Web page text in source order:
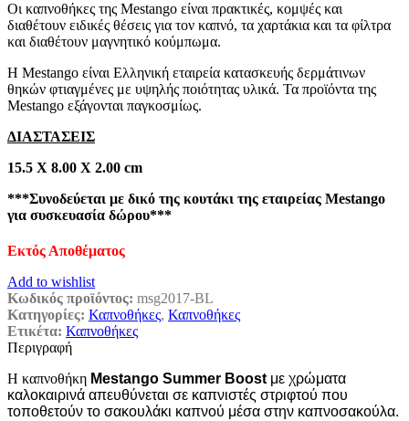
Οι καπνοθήκες της Mestango είναι πρακτικές, κομψές και
διαθέτουν ειδικές θέσεις για τον καπνό, τα χαρτάκια και τα φίλτρα
και διαθέτουν μαγνητικό κούμπωμα.
Η Mestango είναι Ελληνική εταιρεία κατασκευής δερμάτινων
θηκών φτιαγμένες με υψηλής ποιότητας υλικά. Τα προϊόντα της
Mestango εξάγονται παγκοσμίως.
ΔΙΑΣΤΑΣΕΙΣ
15.5 Χ 8.00 Χ 2.00 cm
***Συνοδεύεται με δικό της κουτάκι της εταιρείας Mestango
για συσκευασία δώρου***
Εκτός Αποθέματος
Add to wishlist
Κωδικός προϊόντος: msg2017-BL
Κατηγορίες: Καπνοθήκες, Καπνοθήκες
Ετικέτα: Καπνοθήκες
Περιγραφή
Η καπνοθήκη Mestango Summer Boost με χρώματα
καλοκαιρινά απευθύνεται σε καπνιστές στριφτού που
τοποθετούν το σακουλάκι καπνού μέσα στην καπνοσακούλα.